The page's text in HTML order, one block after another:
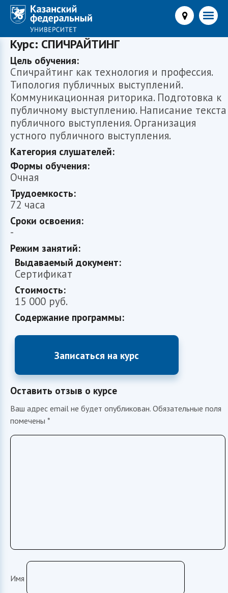
Курс: СПИЧРАЙТИНГ
Цель обучения:
Спичрайтинг как технология и профессия.
Типология публичных выступлений.
Коммуникационная риторика. Подготовка к
публичному выступлению. Написание текста
публичного выступления. Организация
устного публичного выступления.
Категория слушателей:
Формы обучения:
Очная
Трудоемкость:
72 часа
Сроки освоения:
-
Режим занятий:
Выдаваемый документ:
Сертификат
Стоимость:
15 000 руб.
Содержание программы:
Записаться на курс
Оставить отзыв о курсе
Ваш адрес email не будет опубликован. Обязательные поля
помечены *
Имя
ИИ-ассистент приемной комиссии ИФМК КФУ